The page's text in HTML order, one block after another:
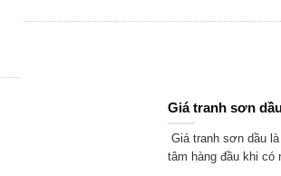
Giá tranh sơn
Giá tranh sơn dầu
tâm hàng đầu khi có